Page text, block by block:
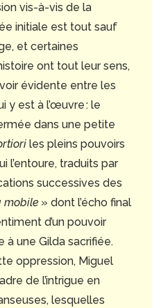
vis-à-vis de la
initiale est tout sauf
et certaines
ont tout leur sens,
évidente entre les
y est à l’œuvre : le
dans une petite
les pleins pouvoirs
l’entoure, traduits par
successives des
mobile » dont l’écho final
d’un pouvoir
une Gilda sacrifiée.
oppression, Miguel
de l’intrigue en
lesquelles